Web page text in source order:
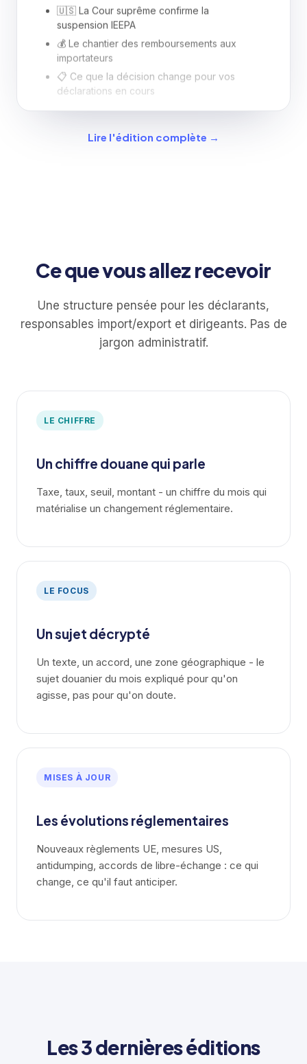
🇺🇸 La Cour suprême confirme la
suspension IEEPA
💰 Le chantier des remboursements aux
importateurs
📋 Ce que la décision change pour vos
déclarations en cours
Taxe petits colis, Mercosur,
antidumping Chine
Lire l'édition complète →
Ce que vous allez recevoir
Une structure pensée pour les déclarants,
responsables import/export et dirigeants. Pas de
jargon administratif.
LE CHIFFRE
Un chiffre douane qui parle
Taxe, taux, seuil, montant - un chiffre du mois qui
matérialise un changement réglementaire.
LE FOCUS
Un sujet décrypté
Un texte, un accord, une zone géographique - le
sujet douanier du mois expliqué pour qu'on
agisse, pas pour qu'on doute.
MISES À JOUR
Les évolutions réglementaires
Nouveaux règlements UE, mesures US,
antidumping, accords de libre-échange : ce qui
change, ce qu'il faut anticiper.
Les 3 dernières éditions